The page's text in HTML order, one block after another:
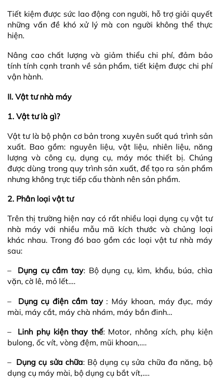
Tiết kiệm được sức lao động con người, hỗ trợ giải quyết
những vấn đề khó xử lý mà con người không thể thực
hiện.
Nâng cao chất lượng và giảm thiểu chi phí, đảm bảo
tính tính cạnh tranh về sản phẩm, tiết kiệm được chi phí
vận hành.
II. Vật tư nhà máy
1. Vật tư là gì?
Vật tư là bộ phận cơ bản trong xuyên suốt quá trình sản
xuất. Bao gồm: nguyên liệu, vật liệu, nhiên liệu, năng
lượng và công cụ, dụng cụ, máy móc thiết bị. Chúng
được dùng trong quy trình sản xuất, để tạo ra sản phẩm
nhưng không trực tiếp cấu thành nên sản phẩm.
2. Phân loại vật tư
Trên thị trường hiện nay có rất nhiều loại dụng cụ vật tư
nhà máy với nhiều mẫu mã kích thước và chủng loại
khác nhau. Trong đó bao gồm các loại vật tư nhà máy
sau:
– Dụng cụ cầm tay: Bộ dụng cụ, kìm, khẩu, búa, chìa
vặn, cờ lê, mỏ lết….
– Dụng cụ điện cầm tay: Máy khoan, máy đục, máy
mài, máy cắt, máy chà nhám, máy bắn đinh…
– Linh phụ kiện thay thế: Motor, nhông xích, phụ kiện
bulong, ốc vít, vòng đệm, mũi khoan,….
– Dụng cụ sửa chữa: Bộ dụng cụ sửa chữa đa năng, bộ
dụng cụ máy mài, bộ dụng cụ bắt vít,….